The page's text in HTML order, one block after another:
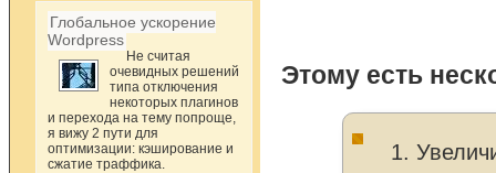
Глобальное ускорение
Wordpress
Не считая
очевидных решений
типа отключения
некоторых плагинов
и перехода на тему попроще,
я вижу 2 пути для
оптимизации: кэширование и
сжатие траффика.
Этому есть
1.